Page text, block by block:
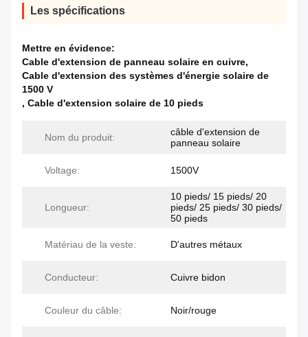
Les spécifications
Mettre en évidence:
Cable d'extension de panneau solaire en cuivre,
Cable d'extension des systèmes d'énergie solaire de
1500 V
, Cable d'extension solaire de 10 pieds
Nom du produit:
câble d'extension de
panneau solaire
Voltage: 1500V
Longueur:
10 pieds/ 15 pieds/ 20
pieds/ 25 pieds/ 30 pieds/
50 pieds
Matériau de la veste: D'autres métaux
Conducteur: Cuivre bidon
Couleur du câble: Noir/rouge